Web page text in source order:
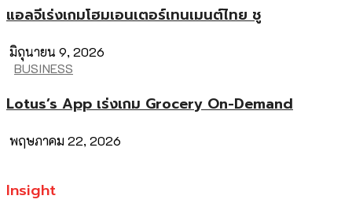
แอลจีเร่งเกมโฮมเอนเตอร์เทนเมนต์ไทย ชู
มิถุนายน 9, 2026
BUSINESS
Lotus’s App เร่งเกม Grocery On-Demand
พฤษภาคม 22, 2026
Insight